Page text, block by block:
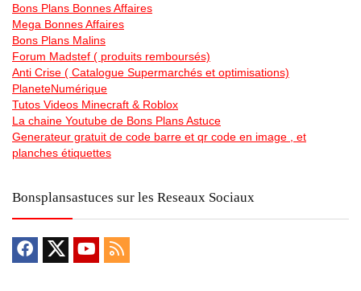
Bons Plans Bonnes Affaires
Mega Bonnes Affaires
Bons Plans Malins
Forum Madstef ( produits remboursés)
Anti Crise ( Catalogue Supermarchés et optimisations)
PlaneteNumérique
Tutos Videos Minecraft & Roblox
La chaine Youtube de Bons Plans Astuce
Generateur gratuit de code barre et qr code en image , et
planches étiquettes
Bonsplansastuces sur les Reseaux Sociaux